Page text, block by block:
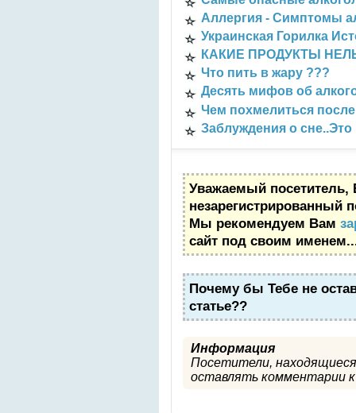
Аллергия - Симптомы
Украинская Горилка
КАКИЕ ПРОДУКТЫ
Что пить в жару ???
Десять мифов об
Чем похмелиться
Заблуждения о сне..Это
Уважаемый посетитель,
незарегистрированный
Мы рекомендуем Вам
сайт под своим
Почему бы Тебе не
статье??
Информация
Посетители,
оставлять комментарии к